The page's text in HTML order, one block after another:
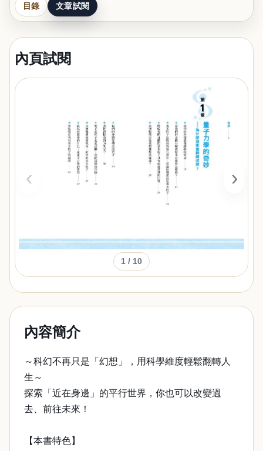
目錄 文章試閱
內頁試閱
‹ ›
1 / 10
內容簡介
～科幻不再只是「幻想」，用科學維度輕鬆翻轉人
生～
探索「近在身邊」的平行世界，你也可以改變過
去、前往未來！
【本書特色】